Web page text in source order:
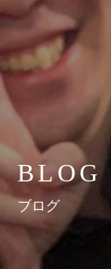
BLOG
ブログ